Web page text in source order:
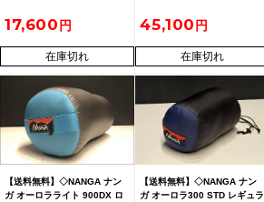
17,600
在庫切れ
45,100
在庫切れ
【送料無料】◇NANGA ナン
ガ オーロラライト 900DX ロ
【送料無料】◇NANGA ナン
ガ オーロラ300 STD レギュラ